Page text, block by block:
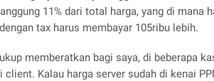
11% dari total harga, yang di mana
tax harus membayar 105ribu lebih.
memberatkan bagi saya, di beberapa
client. Kalau harga server sudah di kenai